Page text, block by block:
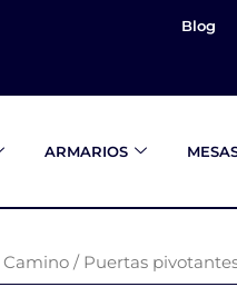
Blog
ARMARIOS
Camino/ Puertas